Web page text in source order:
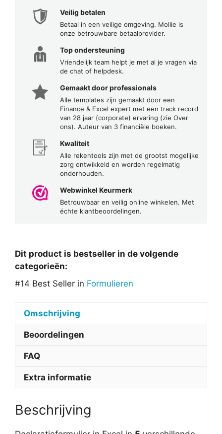
Veilig betalen
Betaal in een veilige omgeving. Mollie is
onze betrouwbare betaalprovider.
Top ondersteuning
Vriendelijk team helpt je met al je vragen via
de chat of helpdesk.
Gemaakt door professionals
Alle templates zijn gemaakt door een
Finance & Excel expert met een track record
van 28 jaar (corporate) ervaring (zie Over
ons). Auteur van 3 financiële boeken.
Kwaliteit
Alle rekentools zijn met de grootst mogelijke
zorg ontwikkeld en worden regelmatig
onderhouden.
Webwinkel Keurmerk
Betrouwbaar en veilig online winkelen. Met
échte klantbeoordelingen.
Dit product is bestseller in de volgende
categorieën:
#14 Best Seller in Formulieren
Omschrijving
Beoordelingen
FAQ
Extra informatie
Beschrijving